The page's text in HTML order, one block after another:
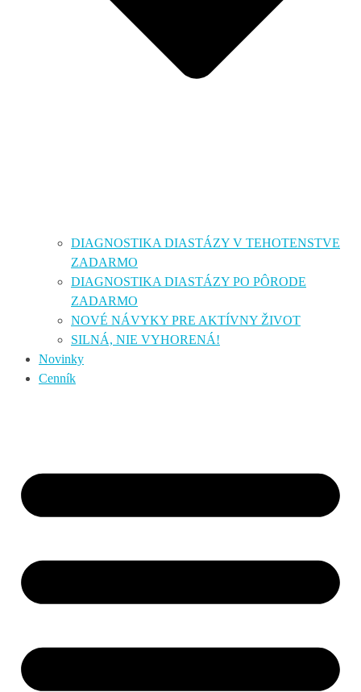
DIAGNOSTIKA DIASTÁZY V TEHOTENSTVE
ZADARMO
DIAGNOSTIKA DIASTÁZY PO PÔRODE
ZADARMO
NOVÉ NÁVYKY PRE AKTÍVNY ŽIVOT
SILNÁ, NIE VYHORENÁ!
Novinky
Cenník